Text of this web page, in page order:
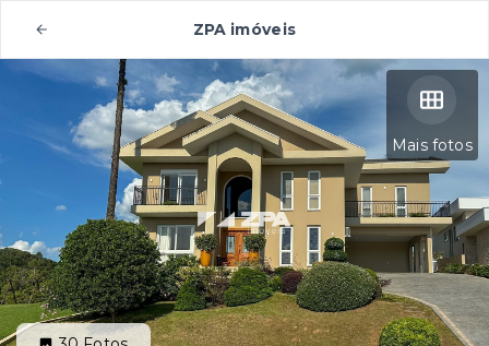
ZPA imóveis
Mais fotos